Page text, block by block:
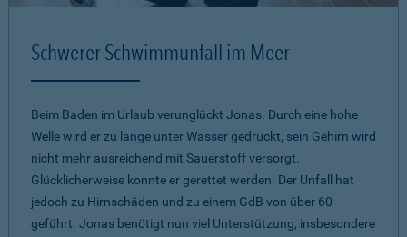
Schwerer Schwimmunfall im Meer
Beim Baden im Urlaub verunglückt Jonas. Durch eine hohe
Welle wird er zu lange unter Wasser gedrückt, sein Gehirn wird
nicht mehr ausreichend mit Sauerstoff versorgt.
Glücklicherweise konnte er gerettet werden. Der Unfall hat
jedoch zu Hirnschäden und zu einem GdB von über 60
geführt. Jonas benötigt nun viel Unterstützung, insbesondere